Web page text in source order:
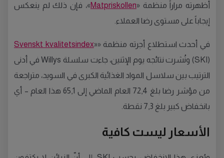
أظهرته مراراً منظمة «Matpriskollen»، فإن ذلك لم ينعكس
إيجاباً على مستوى رضا العملاء.
في أحدث استطلاع أجرته منظمة « Svenskt kvalitetsindex»
(SKI) ونُشرت نتائجه يوم الإثنين، جاءت سلسلة Willys في أدنى
الترتيب بين سلاسل المواد الغذائية الكبرى في السويد، متراجعة
من مؤشر رضا بلغ 72,4 العام الماضي إلى 65,1 هذا العام – أي
بانخفاض كبير بلغ 7,3 نقطة.
الأسعار ليست كافية